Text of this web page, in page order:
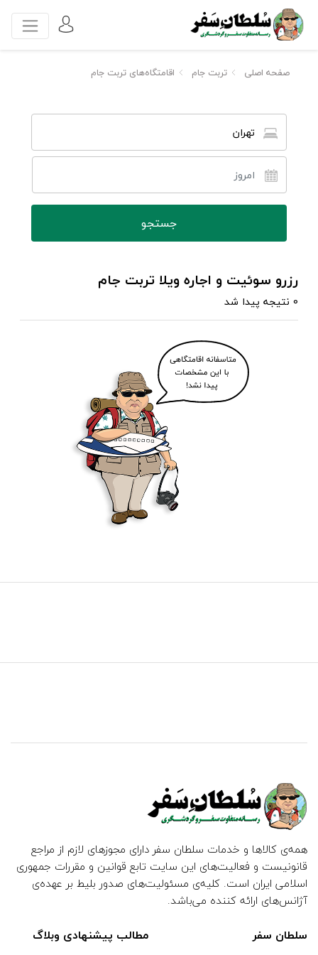
صفحه اصلی تربت جام اقامتگاه‌های تربت جام
تهران
رزرو سوئیت و اجاره ویلا تربت جام
0 نتیجه پیدا شد
همه‌ی کالاها و خدمات سلطان سفر دارای مجوزهای لازم از مراجع
قانونیست و فعالیت‌های این سایت تابع قوانین و مقررات جمهوری
اسلامی ایران است. کلیه‌ی مسئولیت‌های صدور بلیط بر عهده‌ی
آژانس‌های ارائه کننده می‌باشد.
سلطان سفر مطالب پیشنهادی وبلاگ